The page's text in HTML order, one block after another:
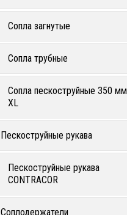
Сопла загнутые
Сопла трубные
Сопла пескоструйные 350 мм
XL
Пескоструйные рукава
Пескоструйные рукава
CONTRACOR
Соплодержатели